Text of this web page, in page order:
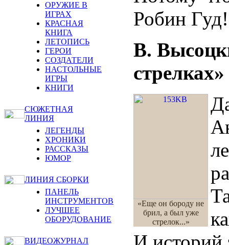
ОРУЖИЕ В
ИГРАХ
КРАСНАЯ
КНИГА
ЛЕТОПИСЬ
ГЕРОИ
СОЗДАТЕЛИ
НАСТОЛЬНЫЕ
ИГРЫ
КНИГИ
СЮЖЕТНАЯ
ЛИНИЯ
ЛЕГЕНДЫ
ХРОНИКИ
РАССКАЗЫ
ЮМОР
ЛИНИЯ СБОРКИ
ПАНЕЛЬ
ИНСТРУМЕНТОВ
ЛУЧШЕЕ
ОБОРУДОВАНИЕ
ВИДЕОЖУРНАЛ
Робин Гуд!
В.
стрелках»
«Еще он бороду не
брил, а был уже
стрелок...»